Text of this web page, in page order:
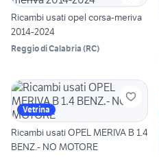
Ricambi usati opel corsa-meriva
2014-2024
Reggio di Calabria (RC)
Vetrina
Ricambi usati OPEL MERIVA B 1.4
BENZ.- NO MOTORE